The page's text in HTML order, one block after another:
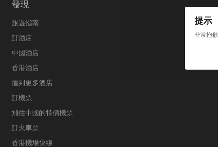
提示
非常抱
發現
旅遊指南
訂酒店
中國酒店
香港酒店
搵到更多酒店
訂機票
飛往中國的特價機票
訂火車票
香港機場快線